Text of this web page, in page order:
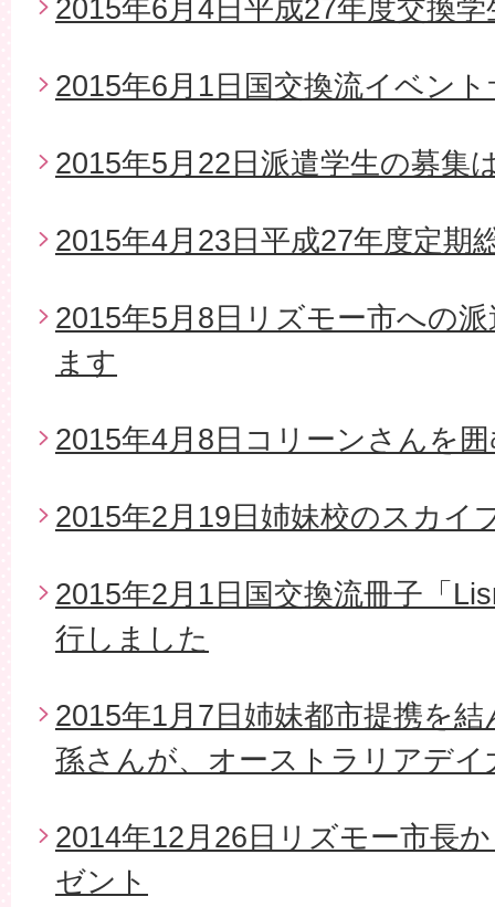
2015年6月4日平成27年度交換
2015年6月1日国交換流イベン
2015年5月22日派遣学生の募集
2015年4月23日平成27年度定期
2015年5月8日リズモー市への
ます
2015年4月8日コリーンさんを
2015年2月19日姉妹校のスカイ
2015年2月1日国交換流冊子「
行しました
2015年1月7日姉妹都市提携を
孫さんが、オーストラリアデ
2014年12月26日リズモー市長
ゼント